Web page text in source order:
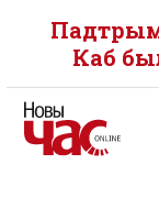
Каб